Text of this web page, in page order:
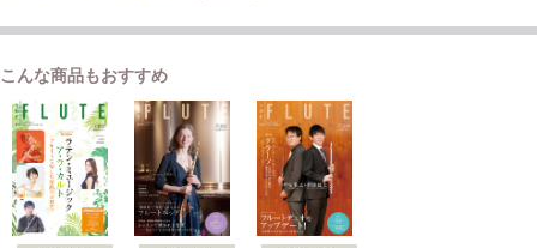
こんな商品もおすすめ